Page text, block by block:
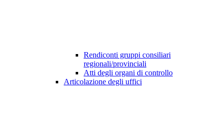
Rendiconti gruppi consiliari
regionali/provinciali
Atti degli organi di controllo
Articolazione degli uffici